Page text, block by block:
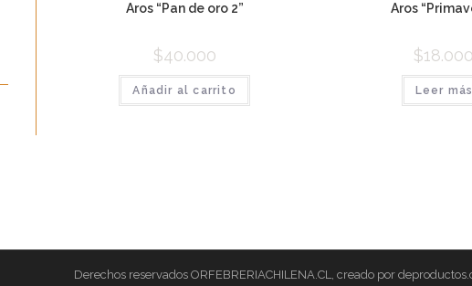
Aros “Pan de oro 2”
$40.000
Añadir al carrito
Aros
$18.000
Leer más
Derechos reservados ORFEBRERIACHILENA.CL, creado por